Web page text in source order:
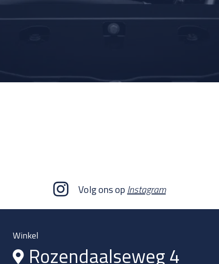
Volg ons opInstagram
Winkel
Rozendaalseweg 4